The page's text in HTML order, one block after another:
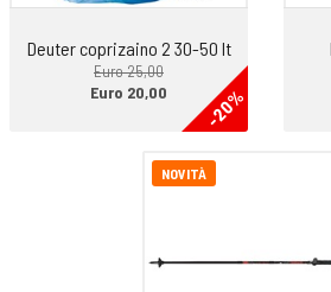
media difficoltà sia in ambiente asciutto
Il terreno più adatto è il sentiero alpino e il
Deuter coprizaino 2 30-50 lt
Euro 25,00
-20%
Euro 20,00
NOVITÀ